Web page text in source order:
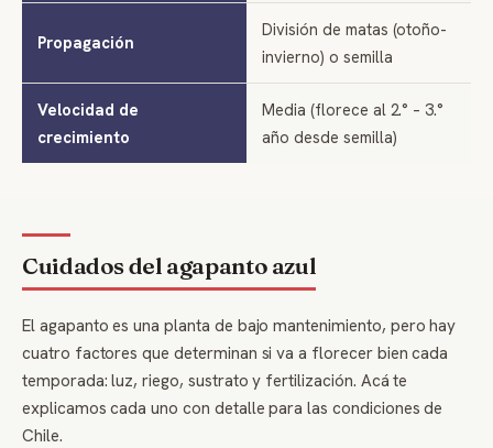
Propagación
División de matas (otoño-
invierno) o semilla
Velocidad de
crecimiento
Media (florece al 2.° – 3.°
año desde semilla)
Cuidados del agapanto azul
El agapanto es una planta de bajo mantenimiento, pero hay
cuatro factores que determinan si va a florecer bien cada
temporada: luz, riego, sustrato y fertilización. Acá te
explicamos cada uno con detalle para las condiciones de
Chile.